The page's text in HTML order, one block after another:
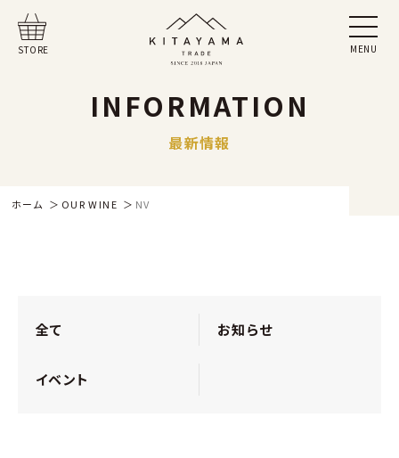
STORE MENU
INFORMATION
最新情報
ホーム OUR WINE NV
全て お知らせ
イベント